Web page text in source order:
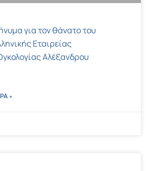
για τον θάνατο του
Εταιρείας
Αλέξανδρου
»